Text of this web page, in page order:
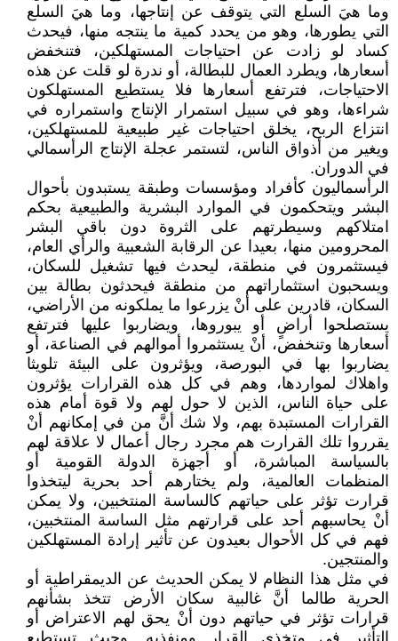
وما هيَ السلع التي يتوقف عن إنتاجها، وما هيَ السلع
التي يطورها، وهو من يحدد كمية ما ينتجه منها، فيحدث
كساد لو زادت عن احتياجات المستهلكين، فتنخفض
أسعارها، ويطرد العمال للبطالة، أو ندرة لو قلت عن هذه
الاحتياجات، فترتفع أسعارها فلا يستطيع المستهلكون
شراءها، وهو في سبيل استمرار الإنتاج واستمراره في
انتزاع الربح، يخلق احتياجات غير طبيعية للمستهلكين،
ويغير من أذواق الناس، لتستمر عجلة الإنتاج الرأسمالي
في الدوران.
الرأسماليون كأفراد ومؤسسات وطبقة يستبدون بأحوال
البشر ويتحكمون في الموارد البشرية والطبيعية بحكم
امتلاكهم وسيطرتهم على الثروة دون باقي البشر
المحرومين منها، بعيدا عن الرقابة الشعبية والرأي العام،
فيستثمرون في منطقة، ليحدث فيها تشغيل للسكان،
ويسحبون استثماراتهم من منطقة فيحدثون بطالة بين
السكان، قادرين على أنْ يزرعوا ما يملكونه من الأراضي،
يستصلحوا أراضٍ أو يبوروها، ويضاربوا عليها فترتفع
أسعارها وتنخفض، أنْ يستثمروا أموالهم في الصناعة، أو
يضاربوا بها في البورصة، ويؤثرون على البيئة تلويثا
واهلاك لمواردها، وهم في كل هذه القرارات يؤثرون
على حياة الناس، الذين لا حول لهم ولا قوة أمام هذه
القرارات المستبدة بهم، ولا شك أنَّ من في إمكانهم أنْ
يقرروا تلك القرارت هم مجرد رجال أعمال لا علاقة لهم
بالسياسة المباشرة، أو أجهزة الدولة القومية أو
المنظمات العالمية، ولم يختارهم أحد بحرية ليتخذوا
قرارت تؤثر على حياتهم كالساسة المنتخبين، ولا يمكن
أنْ يحاسبهم أحد على قرارتهم مثل الساسة المنتخبين،
فهم في كل الأحوال بعيدون عن تأثير إرادة المستهلكين
والمنتجين.
في مثل هذا النظام لا يمكن الحديث عن الديمقراطية أو
الحرية طالما أنَّ غالبية سكان الأرض تتخذ بشأنهم
قرارات تؤثر في حياتهم دون أنْ يحق لهم الاعتراض أو